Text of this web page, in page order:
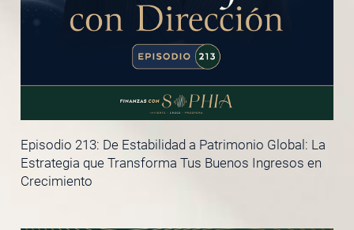
Episodio 213: De Estabilidad a Patrimonio Global: La
Estrategia que Transforma Tus Buenos Ingresos en
Crecimiento